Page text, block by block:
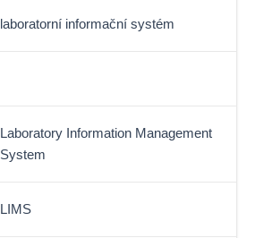
laboratorní informační systém
Laboratory Information Management
System
LIMS